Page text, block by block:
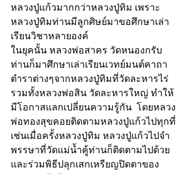
หลวงปู่แก้วมากกว่าหลวงปู่ทิม เพราะ
หลวงปู่ทิมท่านมีลูกศิษย์มาขอศึกษาเล่า
เรียนวิชาหลายองค์
ในยุคนั้น หลวงพ่อสาคร วัดหนองกรับ
ท่านก็มาศึกษาเล่าเรียนเวทย์มนต์คาถา
ตำราต่างๆจากหลวงปู่ทิมที่วัดละหารไร่
รวมทั้งหลวงพ่อสิน วัดละหารใหญ่ ทำให้
มีโอกาสแลกเปลี่ยนความรู้กัน  โดยหลวง
พ่อทองสุขคอยติดตามหลวงปู่แก้วไปทุกที่
เช่นเมื่อครั้งหลวงปู่ทิม หลวงปู่แก้วไปจำ
พรรษาที่วัดแม่น้ำคู้ท่านก็ติดตามไปด้วย
และร่วมพิธีปลุกเสกเหรียญปิดตาของ